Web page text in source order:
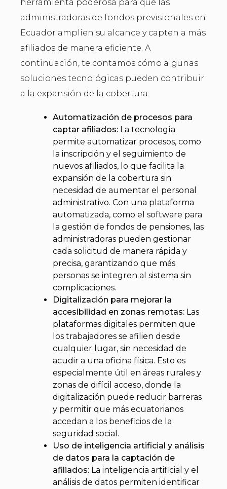
herramienta poderosa para que las
administradoras de fondos previsionales en
Ecuador amplíen su alcance y capten a más
afiliados de manera eficiente. A
continuación, te contamos cómo algunas
soluciones tecnológicas pueden contribuir
a la expansión de la cobertura:
Automatización de procesos para
captar afiliados: La tecnología
permite automatizar procesos, como
la inscripción y el seguimiento de
nuevos afiliados, lo que facilita la
expansión de la cobertura sin
necesidad de aumentar el personal
administrativo. Con una plataforma
automatizada, como el software para
la gestión de fondos de pensiones, las
administradoras pueden gestionar
cada solicitud de manera rápida y
precisa, garantizando que más
personas se integren al sistema sin
complicaciones.
Digitalización para mejorar la
accesibilidad en zonas remotas: Las
plataformas digitales permiten que
los trabajadores se afilien desde
cualquier lugar, sin necesidad de
acudir a una oficina física. Esto es
especialmente útil en áreas rurales y
zonas de difícil acceso, donde la
digitalización puede reducir barreras
y permitir que más ecuatorianos
accedan a los beneficios de la
seguridad social.
Uso de inteligencia artificial y análisis
de datos para la captación de
afiliados: La inteligencia artificial y el
análisis de datos permiten identificar